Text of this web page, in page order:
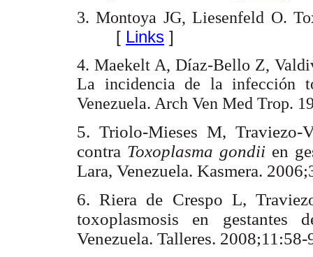
3. Montoya JG, Liesenfeld O.
[ Links ]
4. Maekelt A, Díaz-Bello Z,
La incidencia de la infección
Venezuela. Arch Ven Med Trop.
5. Triolo-Mieses M, Traviezo-
contra Toxoplasma gondii en
Lara, Venezuela. Kasmera.
6. Riera de Crespo L,
toxoplasmosis en gestantes
Venezuela. Talleres.